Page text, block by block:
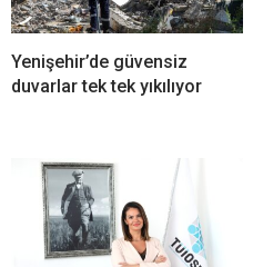
Yenişehir’de güvensiz
duvarlar tek tek yıkılıyor